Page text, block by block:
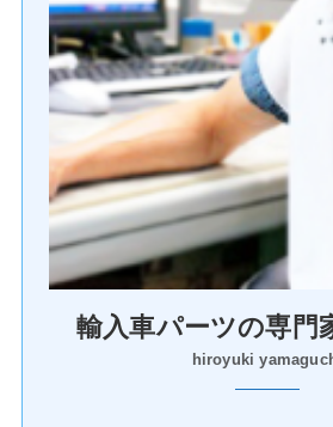
輸入車パーツの専門
hiroyuki